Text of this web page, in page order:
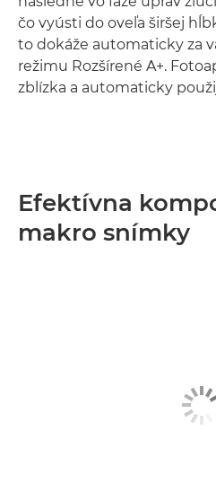
čo vyústi do oveľa širšej
to dokáže automaticky za
režimu Rozšírené A+.
zblízka a automaticky
Efektívna
makro snímky